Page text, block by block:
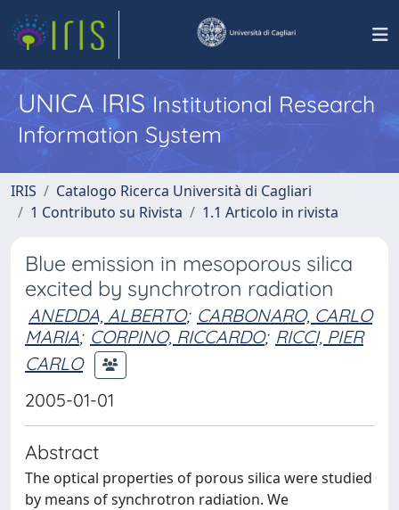
UNICA IRISInstitutional Research
Information System
IRIS
Catalogo Ricerca Università di Cagliari
1 Contributo su Rivista
1.1 Articolo in rivista
Blue emission in mesoporous silica
excited by synchrotron radiation
ANEDDA, ALBERTO; CARBONARO, CARLO
MARIA; CORPINO, RICCARDO; RICCI, PIER
CARLO
2005-01-01
Abstract
The optical properties of porous silica were studied
by means of synchrotron radiation. We